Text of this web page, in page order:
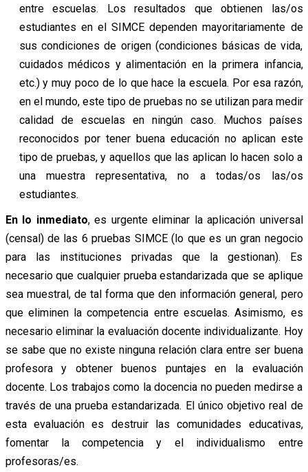
entre escuelas. Los resultados que obtienen las/os
estudiantes en el SIMCE dependen mayoritariamente de
sus condiciones de origen (condiciones básicas de vida,
cuidados médicos y alimentación en la primera infancia,
etc.) y muy poco de lo que hace la escuela. Por esa razón,
en el mundo, este tipo de pruebas no se utilizan para medir
calidad de escuelas en ningún caso. Muchos países
reconocidos por tener buena educación no aplican este
tipo de pruebas, y aquellos que las aplican lo hacen solo a
una muestra representativa, no a todas/os las/os
estudiantes.
En lo inmediato, es urgente eliminar la aplicación universal
(censal) de las 6 pruebas SIMCE (lo que es un gran negocio
para las instituciones privadas que la gestionan). Es
necesario que cualquier prueba estandarizada que se aplique
sea muestral, de tal forma que den información general, pero
que eliminen la competencia entre escuelas. Asimismo, es
necesario eliminar la evaluación docente individualizante. Hoy
se sabe que no existe ninguna relación clara entre ser buena
profesora y obtener buenos puntajes en la evaluación
docente. Los trabajos como la docencia no pueden medirse a
través de una prueba estandarizada. El único objetivo real de
esta evaluación es destruir las comunidades educativas,
fomentar la competencia y el individualismo entre
profesoras/es.